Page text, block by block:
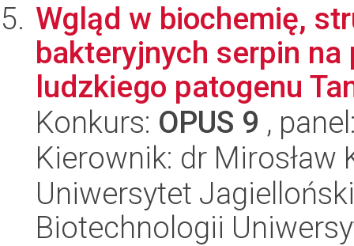
Wgląd w biochemię,
bakteryjnych serpin na
ludzkiego patogenu
Konkurs: OPUS 9 ,
Kierownik: dr Mirosław
Uniwersytet
Biotechnologii